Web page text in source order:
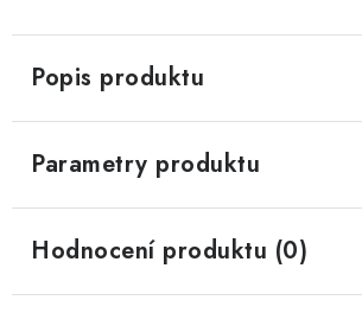
Popis produktu
Parametry produktu
Hodnocení produktu (0)